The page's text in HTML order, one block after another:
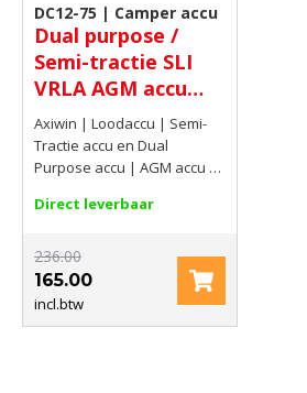
DC12-75 | Camper accu
Dual purpose /
Semi-tractie SLI
VRLA AGM accu
12V 77,3Ah(C20) -
Axiwin | Loodaccu | Semi-
Tractie accu en Dual
Purpose accu | AGM accu |
Direct leverbaar
236.00
165.00
incl.btw